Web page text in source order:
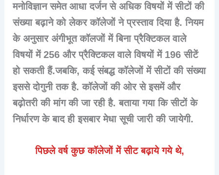
मनोविज्ञान समेत आधा दर्जन से अधिक विषयों में सीटों की
संख्या बढ़ाने को लेकर कॉलेजों ने प्रस्ताव दिया है. नियम
के अनुसार अंगीभूत कॉलजों में बिना प्रैक्टिकल वाले
विषयों में 256 और प्रैक्टिकल वाले विषयों में 196 सीटें
हो सकती हैं.जबकि, कई संबद्ध कॉलेजों में सीटों की संख्या
इससे दोगुनी तक है. कॉलेजों की ओर से इसमें और
बढ़ोतरी की मांग की जा रही है. बताया गया कि सीटों के
निर्धारण के बाद ही इसबार मेधा सूची जारी की जायेगी.
पिछले वर्ष कुछ कॉलेजों में सीट बढ़ाये गये थे,